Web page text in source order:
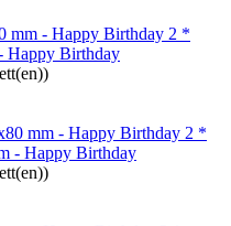
2 *
Happy Birthday
2 *
- Happy Birthday